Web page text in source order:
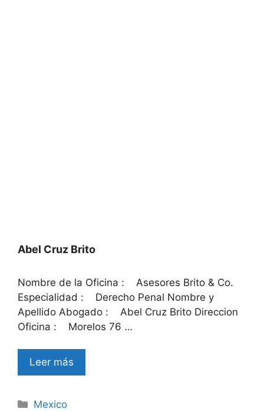
Abel Cruz Brito
Nombre de la Oficina : Asesores Brito & Co.
Especialidad : Derecho Penal Nombre y
Apellido Abogado : Abel Cruz Brito Direccion
Oficina : Morelos 76 …
Leer más
Categories
Mexico